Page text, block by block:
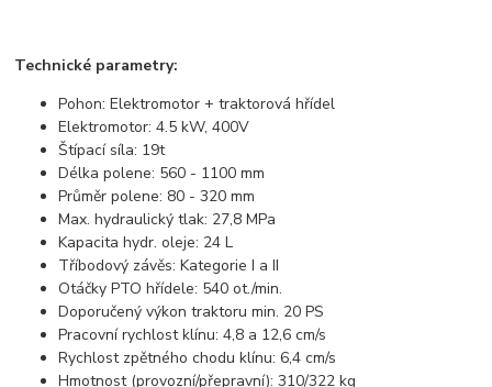
Technické parametry:
Pohon: Elektromotor + traktorová hřídel
Elektromotor: 4.5 kW, 400V
Štípací síla: 19t
Délka polene: 560 - 1100 mm
Průměr polene: 80 - 320 mm
Max. hydraulický tlak: 27,8 MPa
Kapacita hydr. oleje: 24 L
Tříbodový závěs: Kategorie I a II
Otáčky PTO hřídele: 540 ot./min.
Doporučený výkon traktoru min. 20 PS
Pracovní rychlost klínu: 4,8 a 12,6 cm/s
Rychlost zpětného chodu klínu: 6,4 cm/s
Hmotnost (provozní/přepravní): 310/322 kg